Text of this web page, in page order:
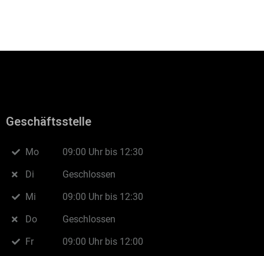
Geschäftsstelle
Mo
Di
Mi
Do
Fr
09:00 Uhr bis 12:30
Geschlossen
09:00 Uhr bis 12:30
Geschlossen
09:00 Uhr bis 12:00